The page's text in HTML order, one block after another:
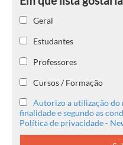
Geral
Estudantes
Professores
Cursos / Formação
Autorizo a utilização do
finalidade e segundo as
Política de privacidade -